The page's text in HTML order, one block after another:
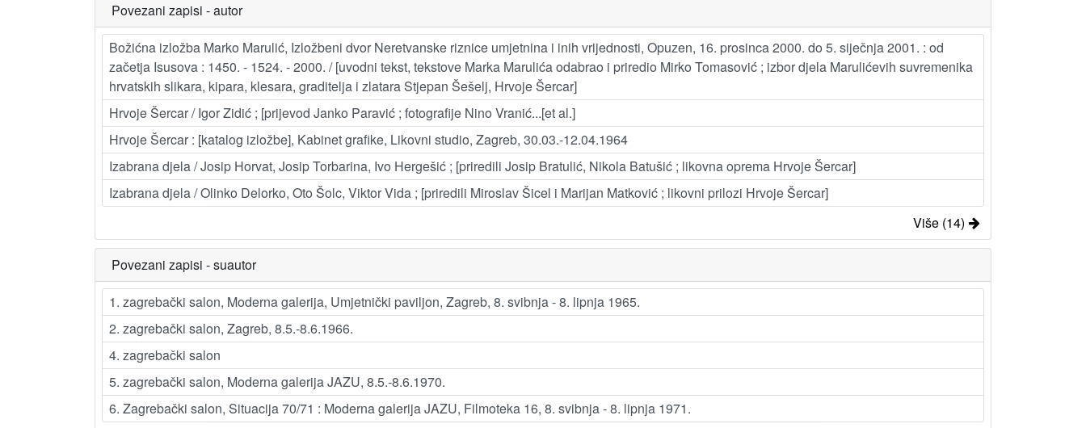
Povezani zapisi - autor
Božićna izložba Marko Marulić, Izložbeni dvor Neretvanske riznice umjetnina i inih vrijednosti, Opuzen, 16. prosinca 2000. do 5. siječnja 2001. : od
začetja Isusova : 1450. - 1524. - 2000. / [uvodni tekst, tekstove Marka Marulića odabrao i priredio Mirko Tomasović ; izbor djela Marulićevih suvremenika
hrvatskih slikara, kipara, klesara, graditelja i zlatara Stjepan Šešelj, Hrvoje Šercar]
Hrvoje Šercar / Igor Zidić ; [prijevod Janko Paravić ; fotografije Nino Vranić...[et al.]
Hrvoje Šercar : [katalog izložbe], Kabinet grafike, Likovni studio, Zagreb, 30.03.-12.04.1964
Izabrana djela / Josip Horvat, Josip Torbarina, Ivo Hergešić ; [priredili Josip Bratulić, Nikola Batušić ; likovna oprema Hrvoje Šercar]
Izabrana djela / Olinko Delorko, Oto Šolc, Viktor Vida ; [priredili Miroslav Šicel i Marijan Matković ; likovni prilozi Hrvoje Šercar]
Više (14)
Povezani zapisi - suautor
1. zagrebački salon, Moderna galerija, Umjetnički paviljon, Zagreb, 8. svibnja - 8. lipnja 1965.
2. zagrebački salon, Zagreb, 8.5.-8.6.1966.
4. zagrebački salon
5. zagrebački salon, Moderna galerija JAZU, 8.5.-8.6.1970.
6. Zagrebački salon, Situacija 70/71 : Moderna galerija JAZU, Filmoteka 16, 8. svibnja - 8. lipnja 1971.